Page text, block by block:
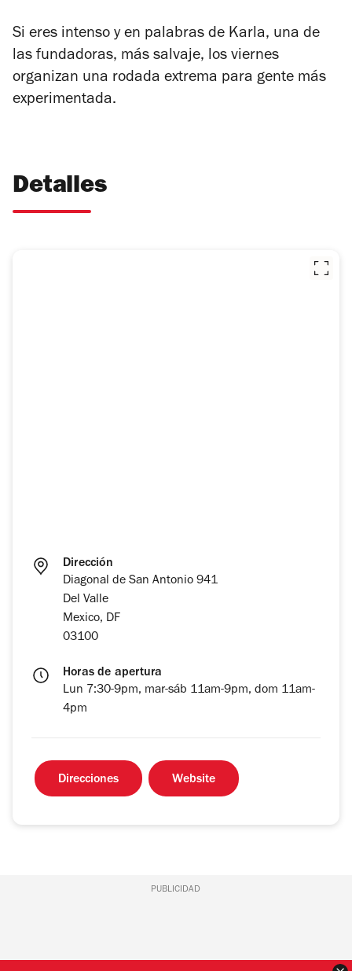
Si eres intenso y en palabras de Karla, una de
las fundadoras, más salvaje, los viernes
organizan una rodada extrema para gente más
experimentada.
Detalles
Dirección
Diagonal de San Antonio 941
Del Valle
Mexico, DF
03100
Horas de apertura
Lun 7:30-9pm, mar-sáb 11am-9pm, dom 11am-
4pm
Direcciones Website
PUBLICIDAD